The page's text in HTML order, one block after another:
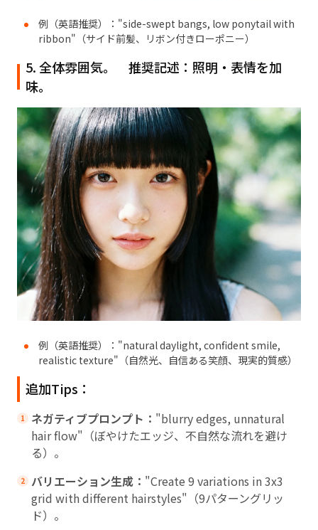
例（英語推奨）："side-swept bangs, low ponytail with
ribbon"（サイド前髪、リボン付きローポニー）
5. 全体雰囲気。 推奨記述：照明・表情を加
味。
例（英語推奨）："natural daylight, confident smile,
realistic texture"（自然光、自信ある笑顔、現実的質感）
追加Tips：
ネガティブプロンプト： "blurry edges, unnatural
hair flow"（ぼやけたエッジ、不自然な流れを避け
る）。
バリエーション生成： "Create 9 variations in 3x3
grid with different hairstyles"（9パターングリッ
ド）。